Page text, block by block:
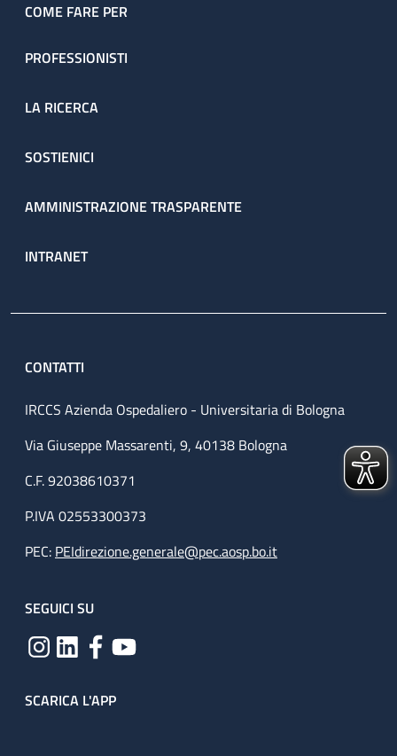
COME FARE PER
PROFESSIONISTI
LA RICERCA
SOSTIENICI
AMMINISTRAZIONE TRASPARENTE
INTRANET
CONTATTI
IRCCS Azienda Ospedaliero - Universitaria di Bologna
Via Giuseppe Massarenti, 9, 40138 Bologna
C.F. 92038610371
P.IVA 02553300373
PEC: PEIdirezione.generale@pec.aosp.bo.it
SEGUICI SU
SCARICA L'APP